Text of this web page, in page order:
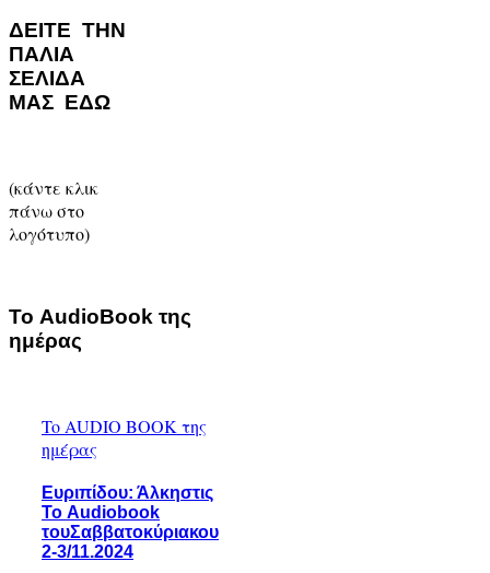
ΔΕΙΤΕ ΤΗΝ
ΠΑΛΙΑ
ΣΕΛΙΔΑ
ΜΑΣ ΕΔΩ
(κάντε κλικ
πάνω στο
λογότυπο)
Το AudioBook της
ημέρας
To AUDIO BOOK της
ημέρας
Ευριπίδου: Άλκηστις
Το Audiobook
τουΣαββατοκύριακου
2-3/11.2024